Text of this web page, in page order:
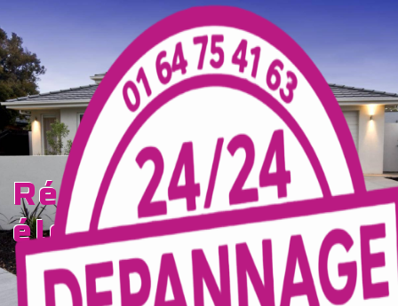
rénovation
électrique Reims
TECELEC
Panneau de gestion des cookies